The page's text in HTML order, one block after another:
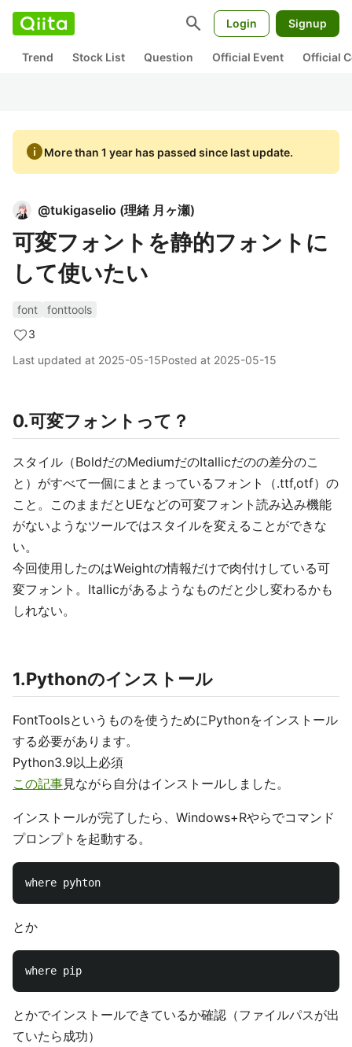
search Login Signup
Trend Stock List Question Official Event Official
infoMore than 1 year has passed since last update.
@tukigaselio (理緒 月ヶ瀬)
可変フォントを静的フォントに
して使いたい
font
fonttools
3
Last updated at 2025-05-15Posted at 2025-05-15
0.可変フォントって？
スタイル（BoldだのMediumだのItallicだのの差分のこ
と）がすべて一個にまとまっているフォント（.ttf,otf）の
こと。このままだとUEなどの可変フォント読み込み機能
がないようなツールではスタイルを変えることができな
い。
今回使用したのはWeightの情報だけで肉付けしている可
変フォント。Itallicがあるようなものだと少し変わるかも
しれない。
1.Pythonのインストール
FontToolsというものを使うためにPythonをインストール
する必要があります。
Python3.9以上必須
この記事見ながら自分はインストールしました。
インストールが完了したら、Windows+Rやらでコマンド
プロンプトを起動する。
とか
とかでインストールできているか確認（ファイルパスが出
ていたら成功）